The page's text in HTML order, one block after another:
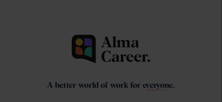
A better world of work for everyone.